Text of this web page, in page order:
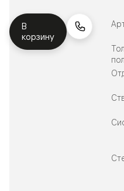
В
корзину